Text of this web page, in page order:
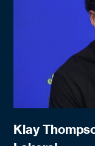
Klay